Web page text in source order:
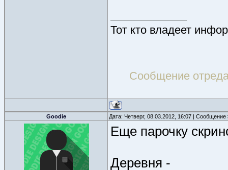
Тот кто владеет
Сообщение
Goodie Дата: Четверг, 08.03.2012, 16:07 |
Еще парочку
Деревня -